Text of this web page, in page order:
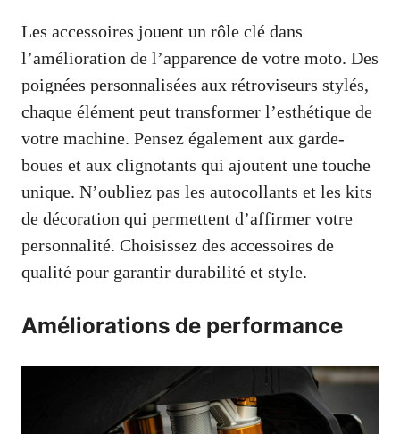
Les accessoires jouent un rôle clé dans
l’amélioration de l’apparence de votre moto. Des
poignées personnalisées aux rétroviseurs stylés,
chaque élément peut transformer l’esthétique de
votre machine. Pensez également aux garde-
boues et aux clignotants qui ajoutent une touche
unique. N’oubliez pas les autocollants et les kits
de décoration qui permettent d’affirmer votre
personnalité. Choisissez des accessoires de
qualité pour garantir durabilité et style.
Améliorations de performance